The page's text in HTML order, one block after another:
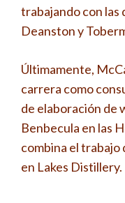
trabajando con las
Deanston y
Últimamente,
carrera como
de elaboración de
Benbecula en las
combina el
en Lakes Distillery.